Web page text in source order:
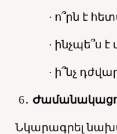
· ո՞րն է
· ինչպե՞ս է
· ի՞նչ
6․
Նկարագրել